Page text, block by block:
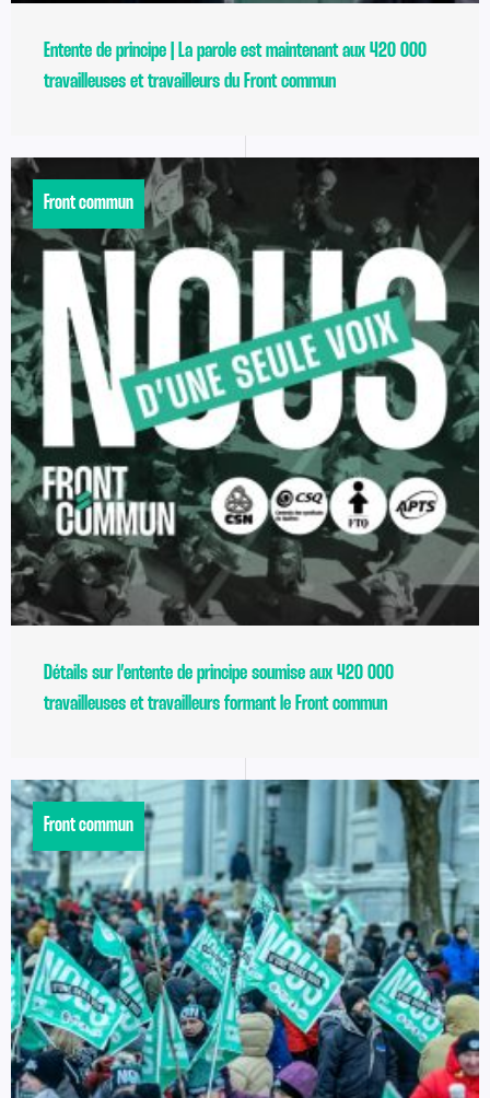
Entente de principe | La parole est maintenant aux 420 000
travailleuses et travailleurs du Front commun
Front commun
Détails sur l’entente de principe soumise aux 420 000
travailleuses et travailleurs formant le Front commun
Front commun